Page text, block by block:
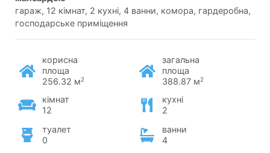
гараж, 12 кімнат, 2 кухні, 4 ванни, комора, гардеробна,
господарське приміщення
корисна
площа
256.32 м2
загальна
площа
388.87 м2
кімнат
12
кухні
2
туалет
0
ванни
4